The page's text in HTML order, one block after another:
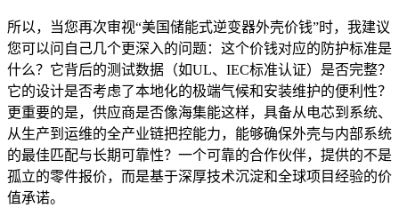
所以，当您再次审视“美国储能式逆变器外壳价钱”时，我建议
您可以问自己几个更深入的问题：这个价钱对应的防护标准是
什么？它背后的测试数据（如UL、IEC标准认证）是否完整？
它的设计是否考虑了本地化的极端气候和安装维护的便利性？
更重要的是，供应商是否像海集能这样，具备从电芯到系统、
从生产到运维的全产业链把控能力，能够确保外壳与内部系统
的最佳匹配与长期可靠性？一个可靠的合作伙伴，提供的不是
孤立的零件报价，而是基于深厚技术沉淀和全球项目经验的价
值承诺。